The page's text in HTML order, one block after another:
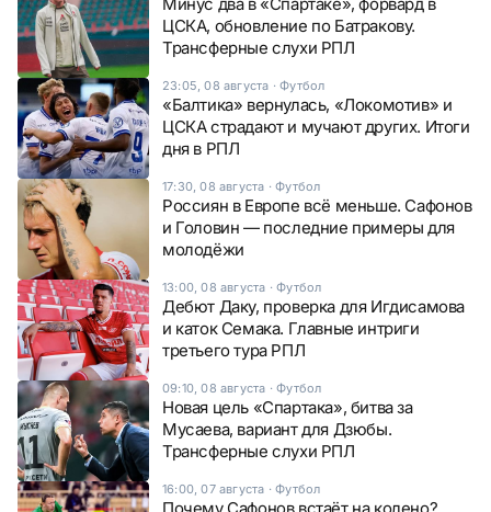
ЦСКА, обновление по Батракову.
Трансферные слухи РПЛ
23:05, 08 августа ·Футбол
«Балтика» вернулась, «Локомотив» и
ЦСКА страдают и мучают других. Итоги
дня в РПЛ
17:30, 08 августа ·Футбол
Россиян в Европе всё меньше. Сафонов
и Головин — последние примеры для
молодёжи
13:00, 08 августа ·Футбол
Дебют Даку, проверка для Игдисамова
и каток Семака. Главные интриги
третьего тура РПЛ
09:10, 08 августа ·Футбол
Новая цель «Спартака», битва за
Мусаева, вариант для Дзюбы.
Трансферные слухи РПЛ
16:00, 07 августа ·Футбол